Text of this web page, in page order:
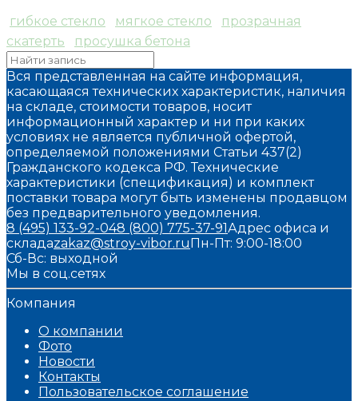
гибкое стекло
мягкое стекло
прозрачная
скатерть
просушка бетона
Вся представленная на сайте информация,
касающаяся технических характеристик, наличия
на складе, стоимости товаров, носит
информационный характер и ни при каких
условиях не является публичной офертой,
определяемой положениями Статьи 437(2)
Гражданского кодекса РФ. Технические
характеристики (спецификация) и комплект
поставки товара могут быть изменены продавцом
без предварительного уведомления.
8 (495) 133-92-048 (800) 775-37-91Адрес офиса и
складаzakaz@stroy-vibor.ru Пн-Пт: 9:00-18:00
Сб-Вс: выходной
Мы в соц.сетях
Компания
О компании
Фото
Новости
Контакты
Пользовательское соглашение